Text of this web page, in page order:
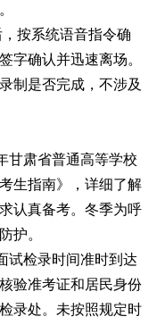
按系统语音指令确
字确认并迅速离场。
制是否完成，不涉及
甘肃省普通高等学校
生指南》，详细了解
认真备考。冬季为呼
护。
试检录时间准时到达
验准考证和居民身份
录处。未按照规定时